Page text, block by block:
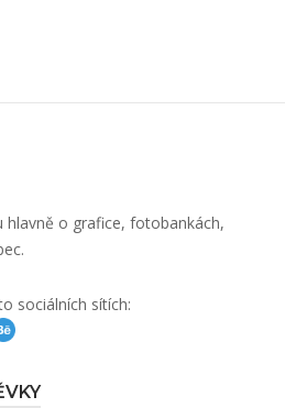
o grafice, fotobankách,
sociálních sítích: